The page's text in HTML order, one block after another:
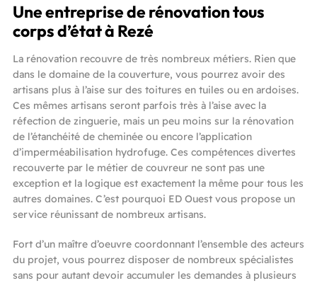
Une entreprise de rénovation tous
corps d’état à Rezé
La rénovation recouvre de très nombreux métiers. Rien que
dans le domaine de la couverture, vous pourrez avoir des
artisans plus à l’aise sur des toitures en tuiles ou en ardoises.
Ces mêmes artisans seront parfois très à l’aise avec la
réfection de zinguerie, mais un peu moins sur la rénovation
de l’étanchéité de cheminée ou encore l’application
d’imperméabilisation hydrofuge. Ces compétences divertes
recouverte par le métier de couvreur ne sont pas une
exception et la logique est exactement la même pour tous les
autres domaines. C’est pourquoi ED Ouest vous propose un
service réunissant de nombreux artisans.
Fort d’un maître d’oeuvre coordonnant l’ensemble des acteurs
du projet, vous pourrez disposer de nombreux spécialistes
sans pour autant devoir accumuler les demandes à plusieurs